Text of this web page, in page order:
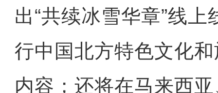
出“共续冰雪华章”线
行中国北方特色文化
内容；还将在马来西